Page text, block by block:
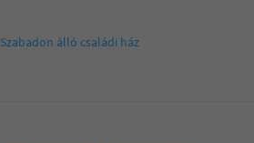
Szabadon álló családi ház